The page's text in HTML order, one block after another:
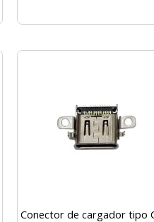
Conector de cargador tipo